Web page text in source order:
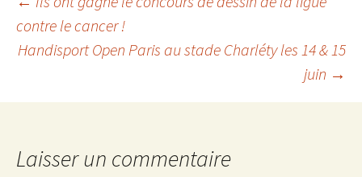
Navigation
des
articles
contre le cancer !
Handisport Open Paris au stade Charléty les 14 & 15
juin →
Laisser un commentaire